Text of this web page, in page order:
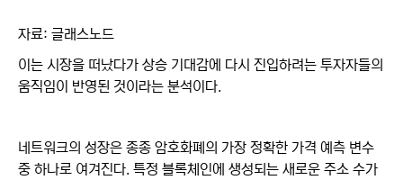
자료: 글래스노드
이는 시장을 떠났다가 상승 기대감에 다시 진입하려는 투자자들의
움직임이 반영된 것이라는 분석이다.
네트워크의 성장은 종종 암호화폐의 가장 정확한 가격 예측 변수
중 하나로 여겨진다. 특정 블록체인에 생성되는 새로운 주소 수가